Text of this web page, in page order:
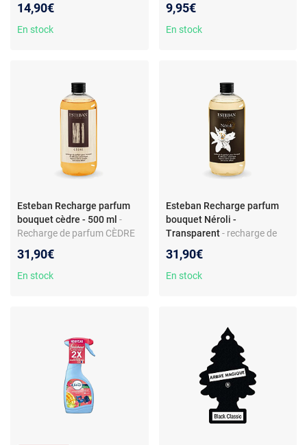
parfum citron - 400 ml - eid
distribution cb25
et virucide sans rinçage
14,90€
En stock
9,95€
En stock
Esteban Recharge parfum
bouquet cèdre - 500 ml -
Recharge de parfum CÈDRE
céramique
31,90€
En stock
Esteban Recharge parfum
bouquet Néroli -
Transparent - recharge de
diffuseur céramique
31,90€
En stock